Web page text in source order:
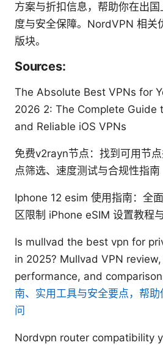
方案与折扣信息，帮助你在出
度与安全保障。NordVPN 相关
版块。
Sources:
The Absolute Best VPNs for
2026 2: The Complete Guide
and Reliable iOS VPNs
免费v2rayn节点：找到可用节
点筛选、速度测试与合规性指南
Iphone 12 esim 使用指南：全
区限制 iPhone eSIM 设置教程
Is mullvad the best vpn for
in 2025? Mullvad VPN
performance, and
南、实用工具与安全要点，帮
问
Nordvpn router compatibility